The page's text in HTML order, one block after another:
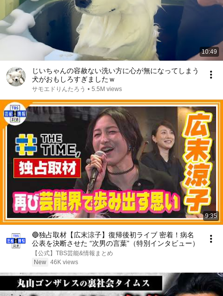
10:49
じいちゃんの容赦ない洗い方に心が無になってしまう
犬がおもしろすぎましたｗ
サモエドりんたろう • 5.5M views
9:35
🔵独占取材【広末涼子】復帰後初ライブ 密着！病名
公表を決断させた “次男の言葉”（特別インタビュー）
【公式】TBS芸能&情報まとめ
New 46K views